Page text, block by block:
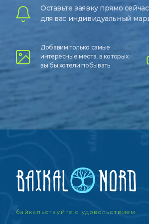
Оставьте заявку прямо
для вас индивидуальный
Добавим только самые
интересные места, в которых
вы бы хотели побывать
байкальствуйте с удовольствием